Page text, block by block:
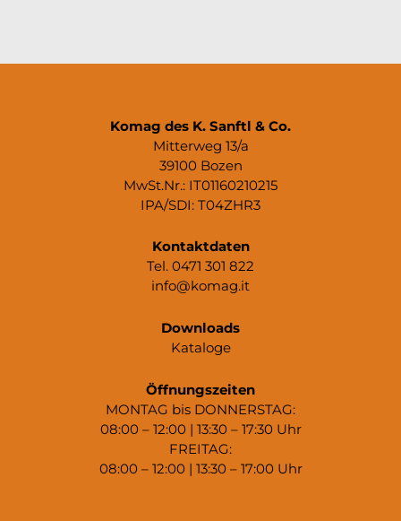
Komag des K. Sanftl & Co.
Mitterweg 13/a
39100 Bozen
MwSt.Nr.: IT01160210215
IPA/SDI: T04ZHR3
Kontaktdaten
Tel. 0471 301 822
info@komag.it
Downloads
Kataloge
Öffnungszeiten
MONTAG bis DONNERSTAG:
08:00 – 12:00 | 13:30 – 17:30 Uhr
FREITAG:
08:00 – 12:00 | 13:30 – 17:00 Uhr